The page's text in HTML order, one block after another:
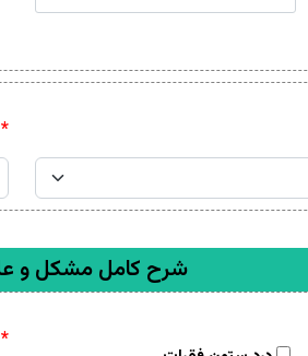
*
شرح کامل مشکل و
*